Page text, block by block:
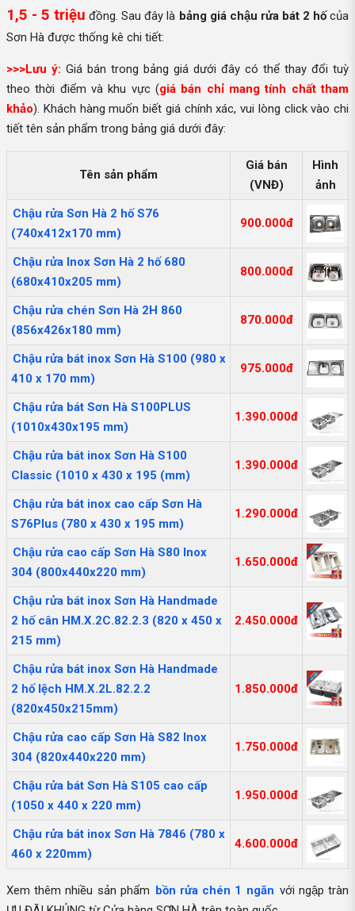
1,5 - 5 triệu đồng. Sau đây là bảng giá chậu rửa bát 2 hốcủa
Sơn Hà được thống kê chi tiết:
>>>Lưu ý: Giá bán trong bảng giá dưới đây có thể thay đổi tuỳ
theo thời điểm và khu vực (giá bán chỉ mang tính chất tham
khảo). Khách hàng muốn biết giá chính xác, vui lòng click vào chi
tiết tên sản phẩm trong bảng giá dưới đây:
Tên sản phẩm
Giá bán
(VNĐ)
Hình
ảnh
Chậu rửa Sơn Hà 2 hố S76
(740x412x170 mm)
900.000đ
Chậu rửa Inox Sơn Hà 2 hố 680
(680x410x205 mm)
800.000đ
Chậu rửa chén Sơn Hà 2H 860
(856x426x180 mm)
870.000đ
Chậu rửa bát inox Sơn Hà S100 (980 x
410 x 170 mm)
975.000đ
Chậu rửa bát Sơn Hà S100PLUS
(1010x430x195 mm)
1.390.000đ
Chậu rửa bát inox Sơn Hà S100
Classic (1010 x 430 x 195 (mm)
1.390.000đ
Chậu rửa bát inox cao cấp Sơn Hà
S76Plus (780 x 430 x 195 mm)
1.290.000đ
Chậu rửa cao cấp Sơn Hà S80 Inox
304 (800x440x220 mm)
1.650.000đ
Chậu rửa bát inox Sơn Hà Handmade
2 hố cân HM.X.2C.82.2.3 (820 x 450 x
215 mm)
2.450.000đ
Chậu rửa bát inox Sơn Hà Handmade
2 hố lệch HM.X.2L.82.2.2
(820x450x215mm)
1.850.000đ
Chậu rửa cao cấp Sơn Hà S82 Inox
304 (820x440x220 mm)
1.750.000đ
Chậu rửa bát Sơn Hà S105 cao cấp
(1050 x 440 x 220 mm)
1.950.000đ
Chậu rửa bát inox Sơn Hà 7846 (780 x
460 x 220mm)
4.600.000đ
Xem thêm nhiều sản phẩm bồn rửa chén 1 ngăn với ngập tràn